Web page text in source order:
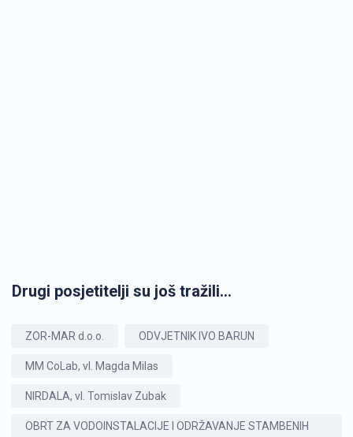
Drugi posjetitelji su još tražili...
ZOR-MAR d.o.o. ODVJETNIK IVO BARUN
MM CoLab, vl. Magda Milas
NIRDALA, vl. Tomislav Zubak
OBRT ZA VODOINSTALACIJE I ODRŽAVANJE STAMBENIH